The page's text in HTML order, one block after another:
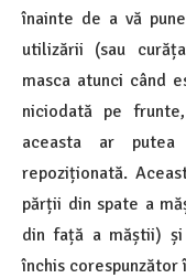
înainte de a vă
utilizării (sau
masca atunci când
niciodată pe
aceasta ar putea
repoziționată.
părții din spate a
din față a măștii)
închis